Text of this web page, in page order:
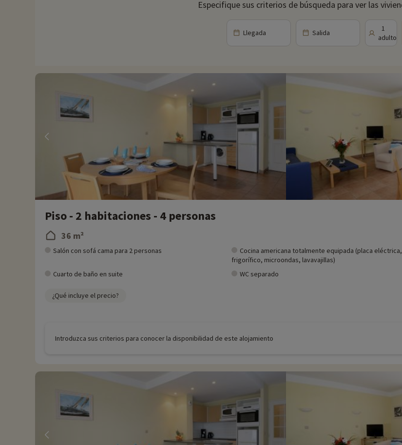
A poca distancia de Gujan-Mestras se encuentra la Dune du Pilat, la duna de arena más alta de Europa. Se trata de un
Arcachon y el océano Atlántico. Al este de Gujan-Mestras se extiende el inmenso bosque de las Landas de Gascuña, una
actividades al aire libre. Este bosque ofrece un entorno natural intacto donde podrá reponer fuerzas y descubrir la flora y la
directamente en línea después de haber elegido su alojamiento, ¡y puede descubrirlashaciendo clic aquí!
- Se aceptan mascotas, con coste adicional
Especifique sus criterios de búsqueda para ver las
Llegada Salida
1
adulto
Piso - 2 habitaciones - 4 personas
36 m²
Salón con sofá cama para 2 personas
Cocina americana totalmente equipada (placa eléctrica,
frigorífico, microondas, lavavajillas)
Cuarto de baño en suite WC separado
¿Qué incluye el precio?
Introduzca sus criterios para conocer la disponibilidad de este alojamiento